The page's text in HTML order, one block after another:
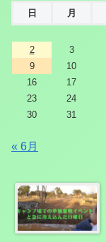
日 月
2
3
9
10
16
17
23
24
30
31
« 6月